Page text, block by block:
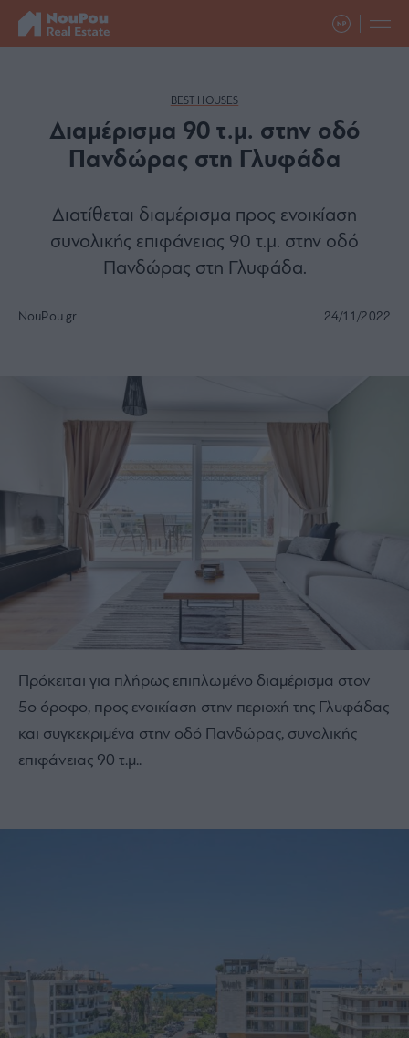
BEST HOUSES
Διαμέρισμα 90 τ.μ. στην οδό
Πανδώρας στη Γλυφάδα
Διατίθεται διαμέρισμα προς ενοικίαση
συνολικής επιφάνειας 90 τ.μ. στην οδό
Πανδώρας στη Γλυφάδα.
NouPou.gr 24/11/2022
Πρόκειται για πλήρως επιπλωμένο διαμέρισμα στον
5ο όροφο, προς ενοικίαση στην περιοχή της Γλυφάδας
και συγκεκριμένα στην οδό Πανδώρας, συνολικής
επιφάνειας 90 τ.μ..